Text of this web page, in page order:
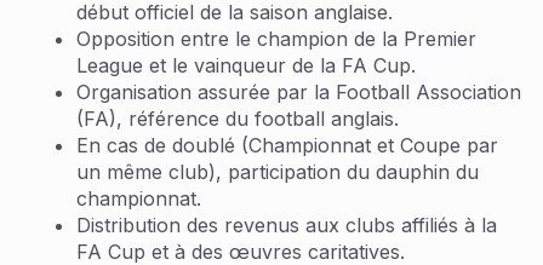
début officiel de la saison anglaise.
Opposition entre le champion de la Premier
League et le vainqueur de la FA Cup.
Organisation assurée par la Football Association
(FA), référence du football anglais.
En cas de doublé (Championnat et Coupe par
un même club), participation du dauphin du
championnat.
Distribution des revenus aux clubs affiliés à la
FA Cup et à des œuvres caritatives.